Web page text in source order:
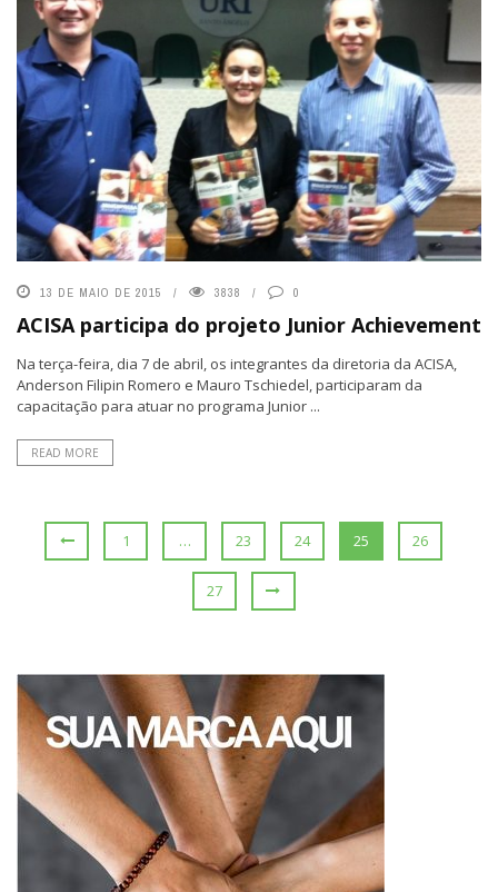
13 DE MAIO DE 2015 3838 0
ACISA participa do projeto Junior Achievement
Na terça-feira, dia 7 de abril, os integrantes da diretoria da ACISA,
Anderson Filipin Romero e Mauro Tschiedel, participaram da
capacitação para atuar no programa Junior ...
READ MORE
1 … 23 24 25 26
27